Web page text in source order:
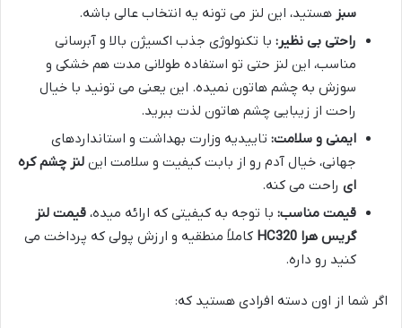
سبز هستید، این لنز می تونه یه انتخاب عالی باشه.
راحتی بی نظیر: با تکنولوژی جذب اکسیژن بالا و آبرسانی
مناسب، این لنز حتی تو استفاده طولانی مدت هم خشکی و
سوزش به چشم هاتون نمیده. این یعنی می تونید با خیال
راحت از زیبایی چشم هاتون لذت ببرید.
ایمنی و سلامت: تاییدیه وزارت بهداشت و استانداردهای
جهانی، خیال آدم رو از بابت کیفیت و سلامت این لنز چشم کره
ای راحت می کنه.
قیمت مناسب: با توجه به کیفیتی که ارائه میده، قیمت لنز
گریس هرا HC320
کاملاً منطقیه و ارزش پولی که پرداخت می
کنید رو داره.
اگر شما از اون دسته افرادی هستید که: